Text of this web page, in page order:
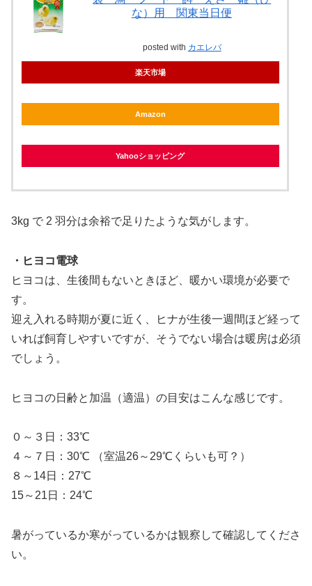
な）用 関東当日便
posted with カエレバ
楽天市場
Amazon
Yahooショッピング
3kg で 2 羽分は余裕で足りたような気がします。
・ヒヨコ電球
ヒヨコは、生後間もないときほど、暖かい環境が必要で
す。
迎え入れる時期が夏に近く、ヒナが生後一週間ほど経って
いれば飼育しやすいですが、そうでない場合は暖房は必須
でしょう。
ヒヨコの日齢と加温（適温）の目安はこんな感じです。
０～３日：33℃
４～７日：30℃ （室温26～29℃くらいも可？）
８～14日：27℃
15～21日：24℃
暑がっているか寒がっているかは観察して確認してくださ
い。